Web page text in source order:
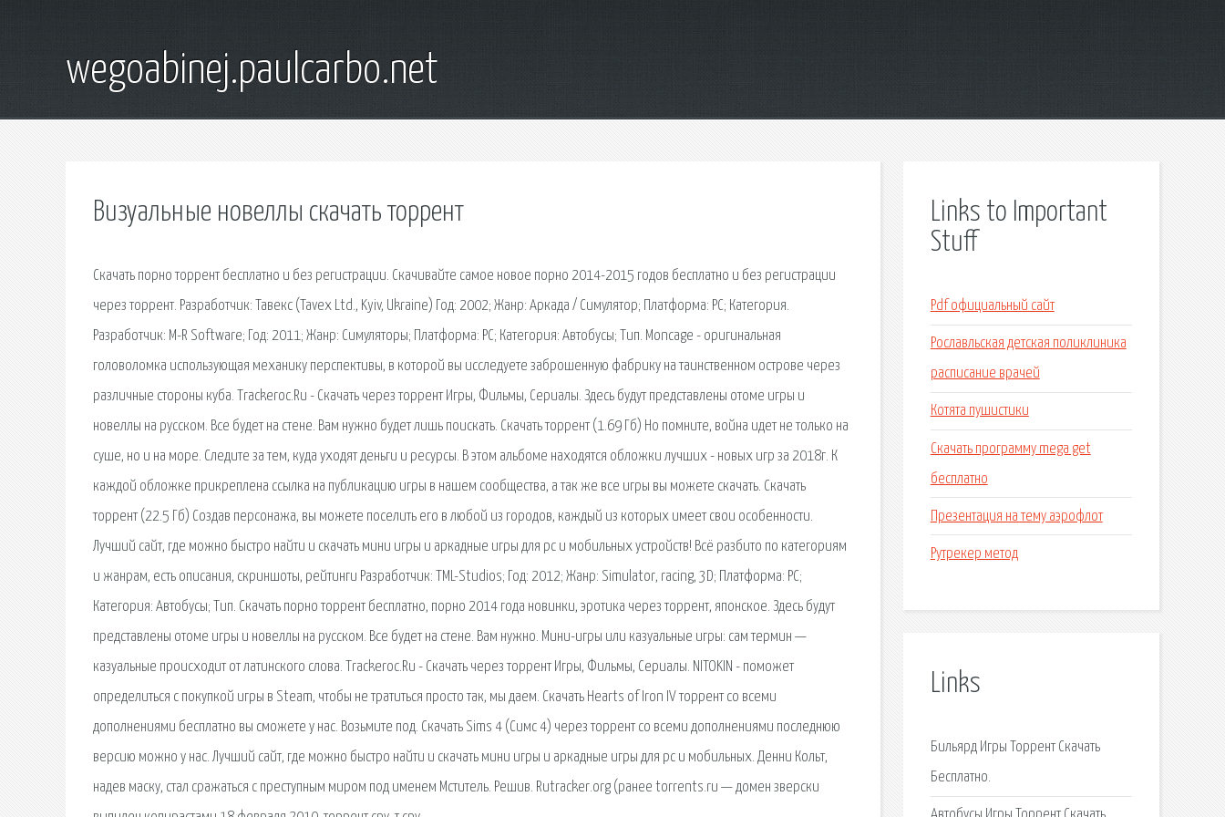
wegoabinej.paulcarbo.net
Визуальные новеллы скачать торрент
Скачать порно торрент бесплатно и без регистрации. Скачивайте самое новое порно 2014-2015 годов бесплатно и без регистрации
через торрент. Разработчик: Тавекс (Tavex Ltd., Kyiv, Ukraine) Год: 2002; Жанр: Аркада / Симулятор; Платформа: PC; Категория.
Разработчик: M-R Software; Год: 2011; Жанр: Симуляторы; Платформа: PC; Категория: Автобусы; Тип. Moncage - оригинальная
головоломка использующая механику перспективы, в которой вы исследуете заброшенную фабрику на таинственном острове через
различные стороны куба. Trackeroc.Ru - Скачать через торрент Игры, Фильмы, Сериалы. Здесь будут представлены отоме игры и
новеллы на русском. Все будет на стене. Вам нужно будет лишь поискать. Скачать торрент (1.69 Гб) Но помните, война идет не только на
суше, но и на море. Следите за тем, куда уходят деньги и ресурсы. В этом альбоме находятся обложки лучших - новых игр за 2018г. К
каждой обложке прикреплена ссылка на публикацию игры в нашем сообщества, а так же все игры вы можете скачать. Скачать
торрент (22.5 Гб) Создав персонажа, вы можете поселить его в любой из городов, каждый из которых имеет свои особенности.
Лучший сайт, где можно быстро найти и скачать мини игры и аркадные игры для pc и мобильных устройств! Всё разбито по категориям
и жанрам, есть описания, скриншоты, рейтинги Разработчик: TML-Studios; Год: 2012; Жанр: Simulator, racing, 3D; Платформа: PC;
Категория: Автобусы; Тип. Скачать порно торрент бесплатно, порно 2014 года новинки, эротика через торрент, японское. Здесь будут
представлены отоме игры и новеллы на русском. Все будет на стене. Вам нужно. Мини-игры или казуальные игры: сам термин —
казуальные происходит от латинского слова. Trackeroc.Ru - Скачать через торрент Игры, Фильмы, Сериалы. NITOKIN - поможет
определиться с покупкой игры в Steam, чтобы не тратиться просто так, мы даем. Скачать Hearts of Iron IV торрент со всеми
дополнениями бесплатно вы сможете у нас. Возьмите под. Скачать Sims 4 (Симс 4) через торрент со всеми дополнениями последнюю
версию можно у нас. Лучший сайт, где можно быстро найти и скачать мини игры и аркадные игры для pc и мобильных. Денни Кольт,
надев маску, стал сражаться с преступным миром под именем Мститель. Решив. Rutracker.org (ранее torrents.ru — домен зверски
Links to Important
Stuff
Pdf официальный сайт
Рославльская детская поликлиника
расписание врачей
Котята пушистики
Скачать программу mega get
бесплатно
Презентация на тему аэрофлот
Рутрекер метод
Links
Бильярд Игры Торрент Скачать
Бесплатно.